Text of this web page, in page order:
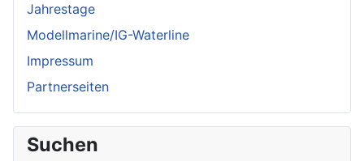
Jahrestage
Modellmarine/IG-Waterline
Impressum
Partnerseiten
Suchen